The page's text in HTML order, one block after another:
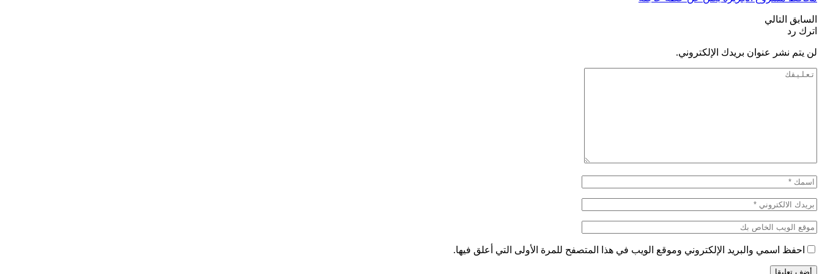
السابق التالي
اترك رد
لن يتم نشر عنوان بريدك الإلكتروني.
احفظ اسمي والبريد الإلكتروني وموقع الويب في هذا المتصفح للمرة الأولى التي أعلق فيها.